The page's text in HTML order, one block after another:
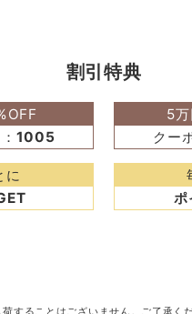
割引特典
1005
5
クー
に
ポ